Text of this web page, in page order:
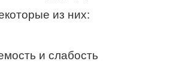
из них:
и слабость